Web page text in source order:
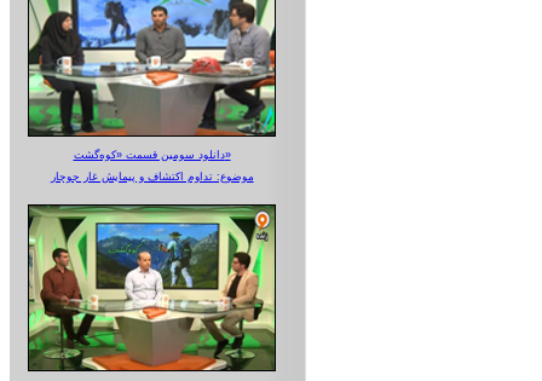
دانلود سومین قسمت «کوه‌گشت»
موضوع: تداوم اکتشاف و پیمایش غار جوجار